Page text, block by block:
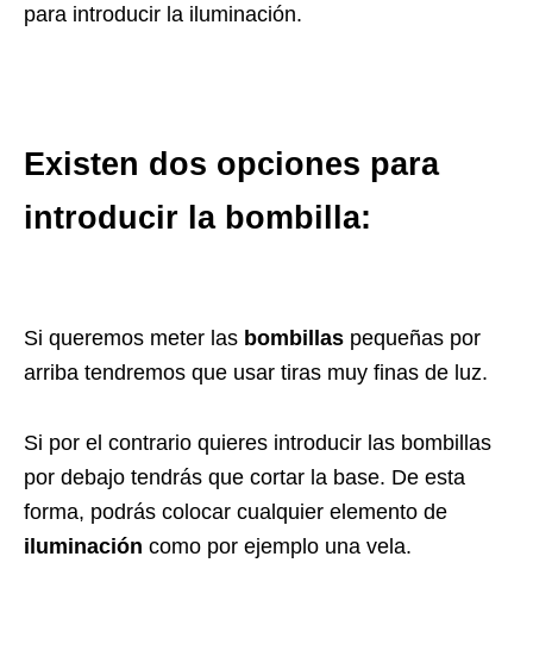
para introducir la iluminación.
Existen dos opciones para
introducir la bombilla:
Si queremos meter las bombillas pequeñas por
arriba tendremos que usar tiras muy finas de luz.
Si por el contrario quieres introducir las bombillas
por debajo tendrás que cortar la base. De esta
forma, podrás colocar cualquier elemento de
iluminación como por ejemplo una vela.